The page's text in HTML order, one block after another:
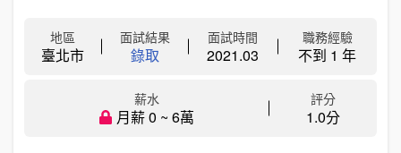
地區
臺北市
面試結果
錄取
面試時間
2021.03
職務經驗
不到 1 年
薪水
月薪 0 ~ 6萬
評分
1.0分